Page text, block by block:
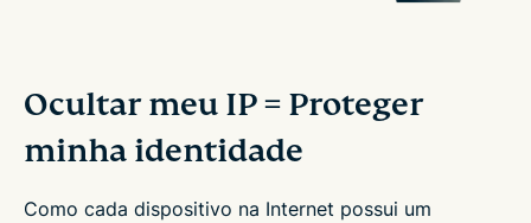
Ocultar meu IP = Proteger
minha identidade
Como cada dispositivo na Internet possui um